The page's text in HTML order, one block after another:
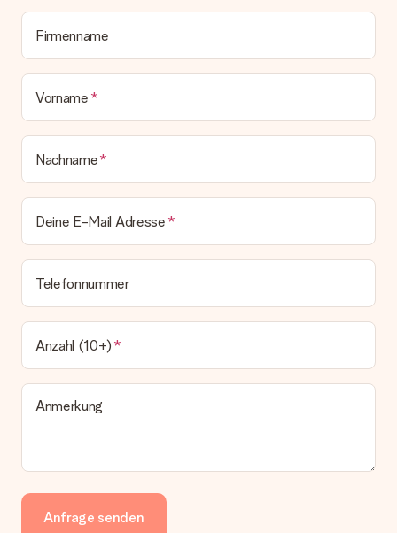
zeitgleich mit der Bestätigungsmail und kannst sie jederzeit in
deinem MySurprise Account einsehen. Du kannst das
Firmenname
Vorname
Nachname
Deine E-Mail Adresse
Telefonnummer
Anzahl (10+)
Anmerkung
Anfrage senden